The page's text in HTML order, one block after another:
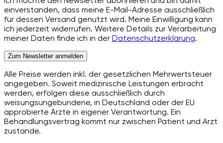
einverstanden, dass meine E-Mail-Adresse ausschließlich
für dessen Versand genutzt wird. Meine Einwilligung kann
ich jederzeit widerrufen. Weitere Details zur Verarbeitung
meiner Daten finde ich in der Datenschutzerklärung.
Zum Newsletter anmelden
Alle Preise werden inkl. der gesetzlichen Mehrwertsteuer
angegeben. Soweit medizinische Leistungen erbracht
werden, erfolgen diese ausschließlich durch
weisungsungebundene, in Deutschland oder der EU
approbierte Ärzte in eigener Verantwortung. Ein
Behandlungsvertrag kommt nur zwischen Patient und Arzt
zustande.